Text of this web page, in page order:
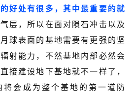
好处有很多，其中最重要的就
层，所以在面对陨石冲击以及
球表面的基地需要有更强的坚
射能力，不然基地内部必然会
接建设地下基地就不一样了，
将会成为整个基地的第一道防